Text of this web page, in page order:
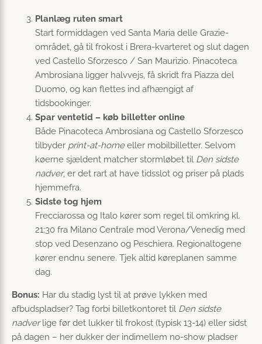
Planlæg ruten smart
Start formiddagen ved Santa Maria delle Grazie-
området, gå til frokost i Brera-kvarteret og slut dagen
ved Castello Sforzesco / San Maurizio. Pinacoteca
Ambrosiana ligger halvvejs, få skridt fra Piazza del
Duomo, og kan flettes ind afhængigt af
tidsbookinger.
Spar ventetid – køb billetter online
Både Pinacoteca Ambrosiana og Castello Sforzesco
tilbyder print-at-homeeller mobilbilletter. Selvom
køerne sjældent matcher stormløbet til Den sidste
nadver, er det rart at have tids­slot og priser på plads
hjemmefra.
Sidste tog hjem
Frecciarossa og Italo kører som regel til omkring kl.
21:30 fra Milano Centrale mod Verona/Venedig med
stop ved Desenzano og Peschiera. Regionaltogene
kører endnu senere. Tjek altid køreplanen samme
dag.
Bonus: Har du stadig lyst til at prøve lykken med
afbudspladser? Tag forbi billetkontoret til Den sidste
nadverlige før det lukker til frokost (typisk 13-14) eller sidst
på dagen – her dukker der indimellem no-show pladser